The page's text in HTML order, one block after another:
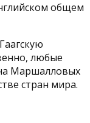
общем
любые
Маршалловых
стран мира.